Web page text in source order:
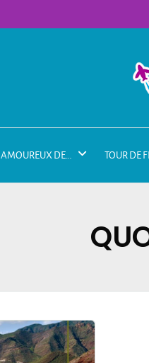
AMOUREUX DE… TOUR DE